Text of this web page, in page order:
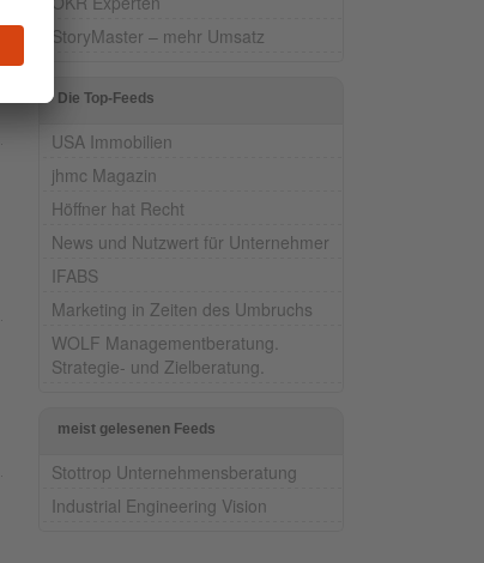
StoryMaster – mehr Umsatz
Die Top-Feeds
USA Immobilien
jhmc Magazin
Höffner hat Recht
News und Nutzwert für Unternehmer
IFABS
Marketing in Zeiten des Umbruchs
WOLF Managementberatung.
Strategie- und Zielberatung.
meist gelesenen Feeds
Stottrop Unternehmensberatung
Industrial Engineering Vision